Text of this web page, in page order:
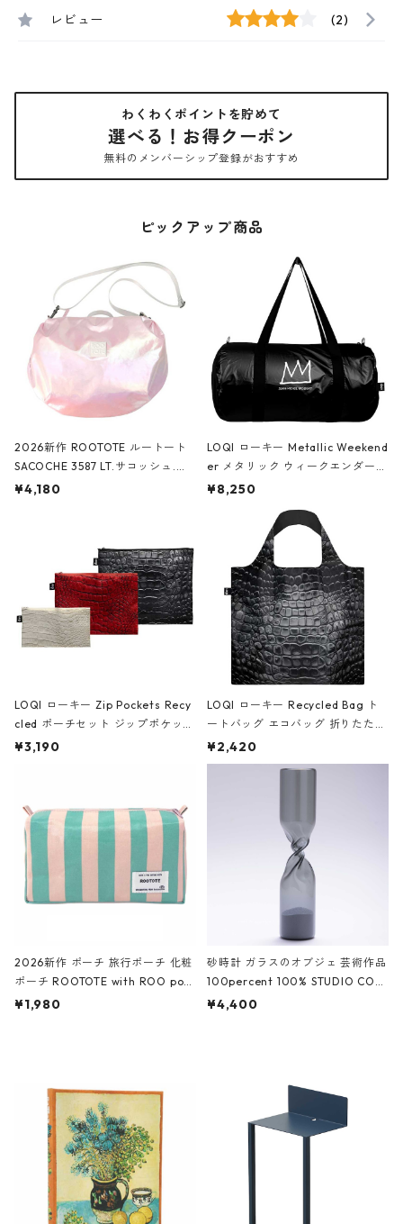
レビュー (2)
わくわくポイントを貯めて
選べる！お得クーポン
無料のメンバーシップ登録がおすすめ
ピックアップ商品
2026新作 ROOTOTE ルートート
SACOCHE 3587 LT.サコッシュ.ル
ミエ-B ショルダーバッグ グロスピ
¥4,180
LOQI ローキー Metallic Weekend
er メタリック ウィークエンダー
ボストンバッグ ショルダーバッグ
Black ジャン=ミッシェル・バスキ
ア/クラウン ブラック
¥8,250
LOQI ローキー Zip Pockets Recy
cled ポーチセット ジップポケット
ファスナーポーチ 撥水加工 トラベ
ーガンディー、オフホワイト
¥3,190
LOQI ローキー Recycled Bag ト
ートバッグ エコバッグ 折りたたみ
大きめ 撥水加工 収納ポーチ CRO
CODILE/Black クロコダイル/ブラ
¥2,420
2026新作 ポーチ 旅行ポーチ 化粧
ポーチ ROOTOTE with ROO pou
ch 3532 ルートート WR.ポーチ.ラ
¥1,980
砂時計 ガラスのオブジェ 芸術作品
100percent 100% STUDIO COH
AKU Timeless 100パーセント ス
¥4,400